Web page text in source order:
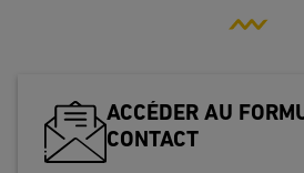
ACCÉDER AU
CONTACT